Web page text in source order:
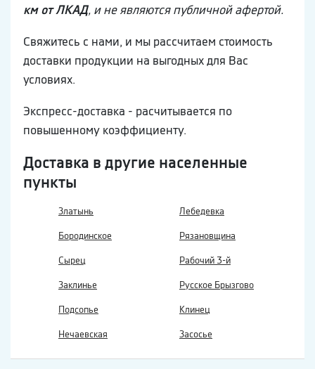
км от ЛКАД, и не являются публичной афертой.
Свяжитесь с нами, и мы рассчитаем стоимость
доставки продукции на выгодных для Вас
условиях.
Экспресс-доставка - расчитывается по
повышенному коэффициенту.
Доставка в другие населенные
пункты
Златынь Лебедевка
Бородинское Рязановщина
Сырец Рабочий 3-й
Заклинье Русское Брызгово
Подсопье Клинец
Нечаевская Засосье